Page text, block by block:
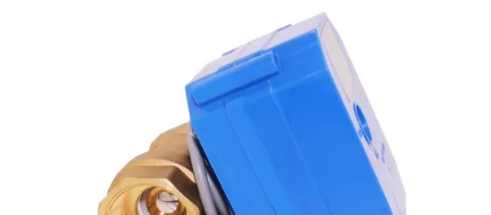
PRIVACY
POLICY